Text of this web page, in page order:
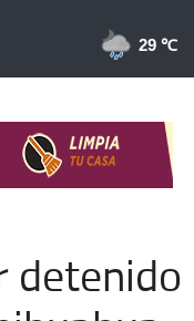
29 ℃
detenido